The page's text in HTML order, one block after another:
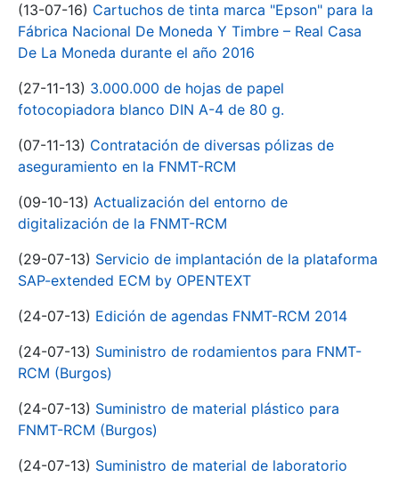
(13-07-16) Cartuchos de tinta marca "Epson" para la
Fábrica Nacional De Moneda Y Timbre – Real Casa
De La Moneda durante el año 2016
(27-11-13) 3.000.000 de hojas de papel
fotocopiadora blanco DIN A-4 de 80 g.
(07-11-13) Contratación de diversas pólizas de
aseguramiento en la FNMT-RCM
(09-10-13) Actualización del entorno de
digitalización de la FNMT-RCM
(29-07-13) Servicio de implantación de la plataforma
SAP-extended ECM by OPENTEXT
(24-07-13) Edición de agendas FNMT-RCM 2014
(24-07-13) Suministro de rodamientos para FNMT-
RCM (Burgos)
(24-07-13) Suministro de material plástico para
FNMT-RCM (Burgos)
(24-07-13) Suministro de material de laboratorio